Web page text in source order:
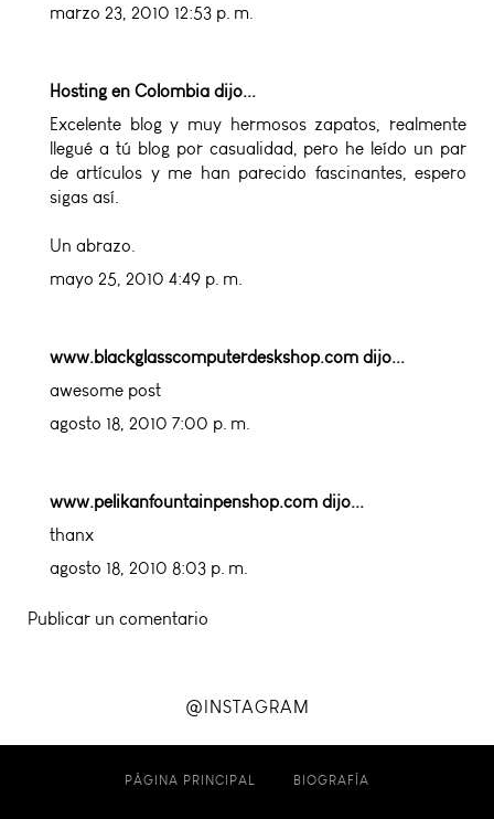
marzo 23, 2010 12:53 p. m.
Hosting en Colombia dijo...
Excelente blog y muy hermosos zapatos, realmente
llegué a tú blog por casualidad, pero he leído un par
de artículos y me han parecido fascinantes, espero
sigas así.
Un abrazo.
mayo 25, 2010 4:49 p. m.
www.blackglasscomputerdeskshop.com dijo...
awesome post
agosto 18, 2010 7:00 p. m.
www.pelikanfountainpenshop.com dijo...
thanx
agosto 18, 2010 8:03 p. m.
Publicar un comentario
@INSTAGRAM
PÁGINA PRINCIPAL BIOGRAFÍA